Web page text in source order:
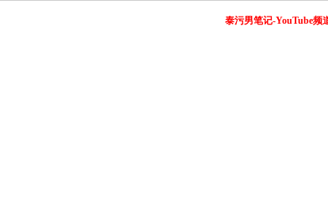
泰污男笔记-YouTube频